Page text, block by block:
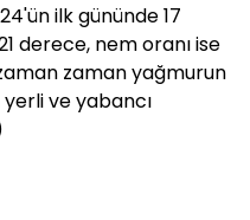
ilk gününde 17
derece, nem oranı ise
zaman yağmurun
ve yabancı